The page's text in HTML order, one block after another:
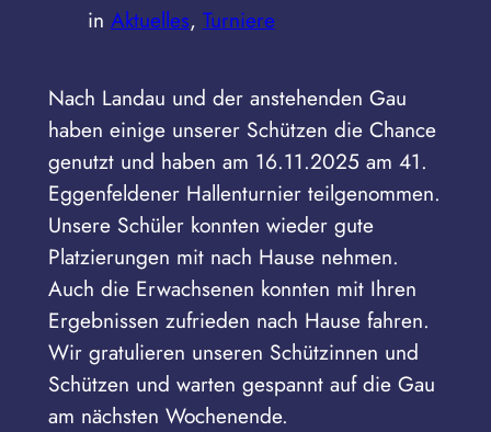
in Aktuelles, Turniere
Nach Landau und der anstehenden Gau
haben einige unserer Schützen die Chance
genutzt und haben am 16.11.2025 am 41.
Eggenfeldener Hallenturnier teilgenommen.
Unsere Schüler konnten wieder gute
Platzierungen mit nach Hause nehmen.
Auch die Erwachsenen konnten mit Ihren
Ergebnissen zufrieden nach Hause fahren.
Wir gratulieren unseren Schützinnen und
Schützen und warten gespannt auf die Gau
am nächsten Wochenende.